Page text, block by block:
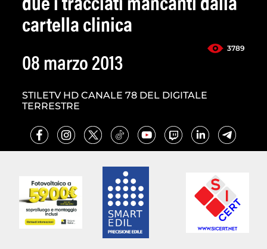
due i tracciati mancanti dalla
cartella clinica
3789
08 marzo 2013
STILETV HD CANALE 78 DEL DIGITALE
TERRESTRE